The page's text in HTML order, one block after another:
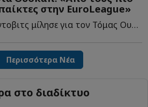
στην EuroLeague»
Ο Νεμάνια Νέντοβιτς μίλησε για τον Τόμας Ουόκαπ και θ...
Περισσότερα Νέα
στο διαδίκτυο